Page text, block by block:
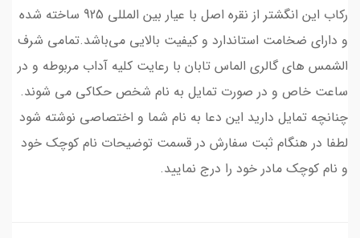
رکاب این انگشتر از نقره اصل با عیار بین المللی 925 ساخته شده
و دارای ضخامت استاندارد و کیفیت بالایی می‌باشد.تمامی شرف
الشمس های گالری الماس تابان با رعایت کلیه آداب مربوطه و در
ساعت خاص و در صورت تمایل به نام شخص حکاکی می شوند.
چنانچه تمایل دارید این دعا به نام شما و اختصاصی نوشته شود
لطفا در هنگام ثبت سفارش در قسمت توضیحات نام کوچک خود
و نام کوچک مادر خود را درج نمایید.